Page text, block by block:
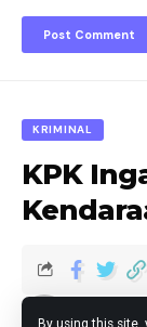
By using this
KRIMINAL
KPK
Editor